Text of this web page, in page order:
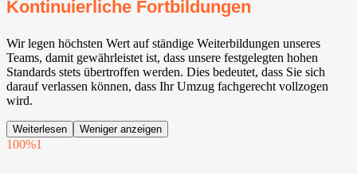
Kontinuierliche Fortbildungen
Wir legen höchsten Wert auf ständige Weiterbildungen unseres
Teams, damit gewährleistet ist, dass unsere festgelegten hohen
Standards stets übertroffen werden. Dies bedeutet, dass Sie sich
darauf verlassen können, dass Ihr Umzug fachgerecht vollzogen
wird.
Weiterlesen Weniger anzeigen
100%1